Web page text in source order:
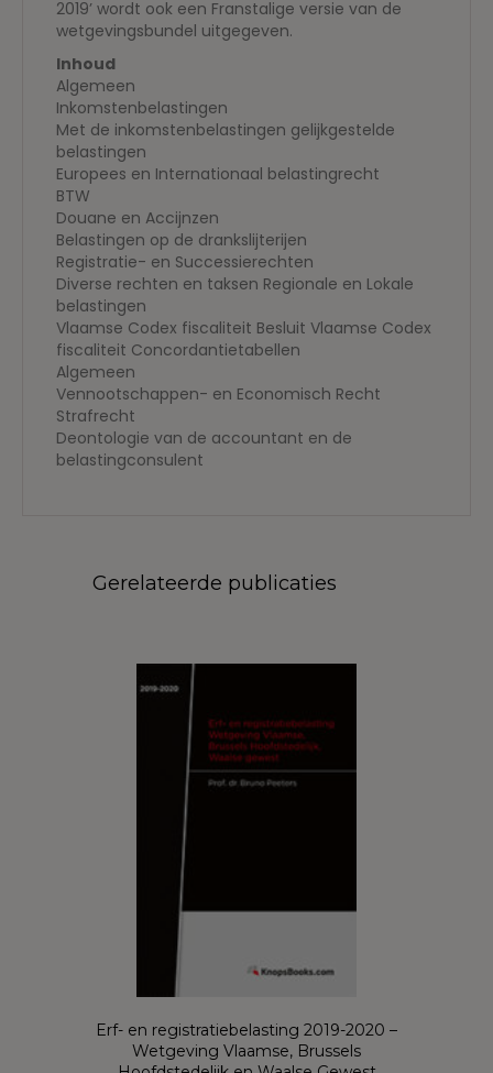
2019’ wordt ook een Franstalige versie van de
wetgevingsbundel uitgegeven.
Inhoud
Algemeen
Inkomstenbelastingen
Met de inkomstenbelastingen gelijkgestelde
belastingen
Europees en Internationaal belastingrecht
BTW
Douane en Accijnzen
Belastingen op de drankslijterijen
Registratie- en Successierechten
Diverse rechten en taksen Regionale en Lokale
belastingen
Vlaamse Codex fiscaliteit Besluit Vlaamse Codex
fiscaliteit Concordantietabellen
Algemeen
Vennootschappen- en Economisch Recht
Strafrecht
Deontologie van de accountant en de
belastingconsulent
Gerelateerde publicaties
Erf- en registratiebelasting 2019-2020 –
Wetgeving Vlaamse, Brussels